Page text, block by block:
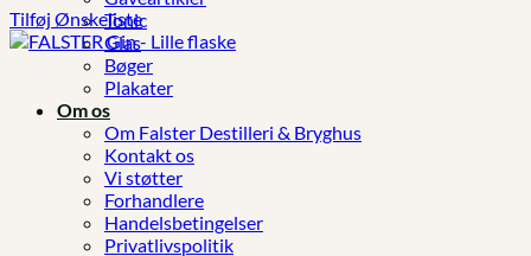
Tonic
Glas
Bøger
Plakater
Om os
Om Falster Destilleri & Bryghus
Kontakt os
Vi støtter
Forhandlere
Handelsbetingelser
Privatlivspolitik
Tilføj Ønskeliste